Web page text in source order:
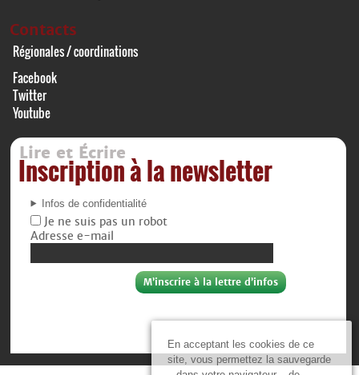
En acceptant les cookies de ce
site, vous permettez la sauvegarde
Contacts
Régionales / coordinations
Facebook
Twitter
Youtube
Lire et Écrire
Inscription à la newsletter
Infos de confidentialité
Je ne suis pas un robot
Adresse e-mail